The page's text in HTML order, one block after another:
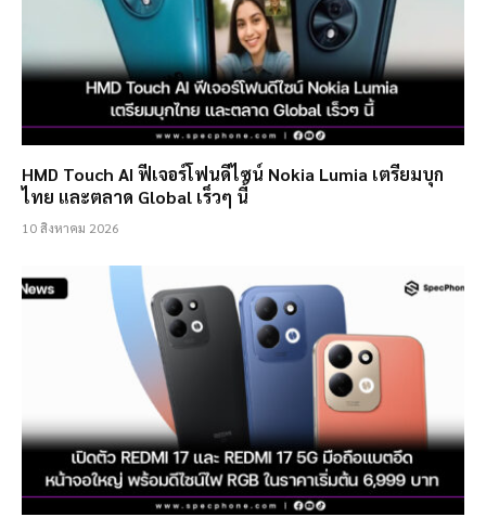
HMD Touch AI ฟีเจอร์โฟนดีไซน์ Nokia Lumia เตรียมบุก
ไทย และตลาด Global เร็วๆ นี้
10 สิงหาคม 2026